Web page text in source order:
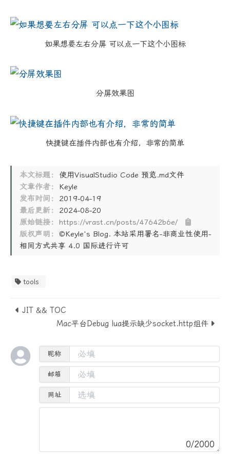
如果想要左右分屏 可以点一下这个小图标
分屏效果图
快捷键在插件内部也有介绍，非常的简单
本文标题：
使用VisualStudio Code 预览.md文件
文章作者：
Keyle
发布时间：
2019-04-19
最后更新：
2024-08-20
原始链接：
https://vrast.cn/posts/47642b6e/
版权声明：
©Keyle's Blog. 本站采用署名-非商业性使用-
相同方式共享 4.0 国际进行许可
tools
JIT && TOC
Mac平台Debug lua提示缺少socket.http组件
昵称
邮箱
网址
0/2000